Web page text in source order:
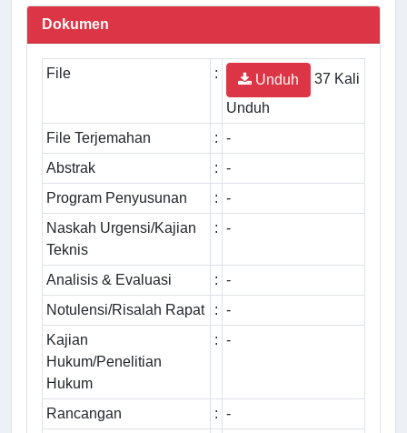
Dokumen
File : Unduh
37 Kali
Unduh
File Terjemahan
: -
Abstrak
: -
Program Penyusunan
: -
Naskah Urgensi/Kajian
Teknis
: -
Analisis & Evaluasi : -
Notulensi/Risalah Rapat
: -
Kajian
Hukum/Penelitian
Hukum
: -
Rancangan : -